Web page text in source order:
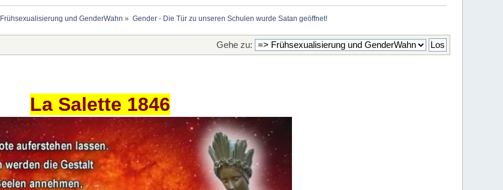
Frühsexualisierung und GenderWahn » Gender - Die Tür zu unseren Schulen wurde Satan geöffnet!
Gehe zu:
La Salette 1846